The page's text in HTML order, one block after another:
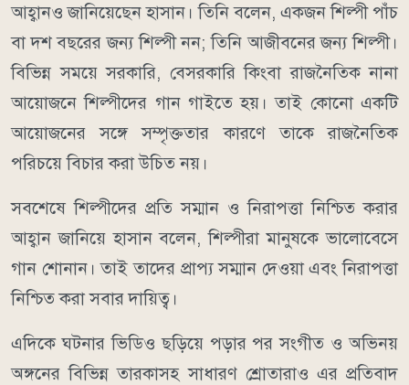
আহ্বানও জানিয়েছেন হাসান। তিনি বলেন, একজন শিল্পী পাঁচ
বা দশ বছরের জন্য শিল্পী নন; তিনি আজীবনের জন্য শিল্পী।
বিভিন্ন সময়ে সরকারি, বেসরকারি কিংবা রাজনৈতিক নানা
আয়োজনে শিল্পীদের গান গাইতে হয়। তাই কোনো একটি
আয়োজনের সঙ্গে সম্পৃক্ততার কারণে তাকে রাজনৈতিক
পরিচয়ে বিচার করা উচিত নয়।
সবশেষে শিল্পীদের প্রতি সম্মান ও নিরাপত্তা নিশ্চিত করার
আহ্বান জানিয়ে হাসান বলেন, শিল্পীরা মানুষকে ভালোবেসে
গান শোনান। তাই তাদের প্রাপ্য সম্মান দেওয়া এবং নিরাপত্তা
নিশ্চিত করা সবার দায়িত্ব।
এদিকে ঘটনার ভিডিও ছড়িয়ে পড়ার পর সংগীত ও অভিনয়
অঙ্গনের বিভিন্ন তারকাসহ সাধারণ শ্রোতারাও এর প্রতিবাদ